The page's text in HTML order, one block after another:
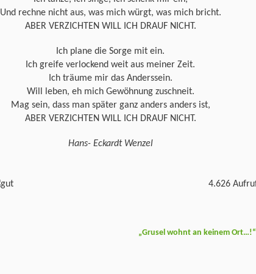
Und rechne nicht aus, was mich würgt, was mich bricht.
ABER VERZICHTEN WILL ICH DRAUF NICHT.
Ich plane die Sorge mit ein.
Ich greife verlockend weit aus meiner Zeit.
Ich träume mir das Anderssein.
Will leben, eh mich Gewöhnung zuschneit.
Mag sein, dass man später ganz anders anders ist,
ABER VERZICHTEN WILL ICH DRAUF NICHT.
Hans- Eckardt Wenzel
4.626
„Grusel wohnt an keinem Ort…!“